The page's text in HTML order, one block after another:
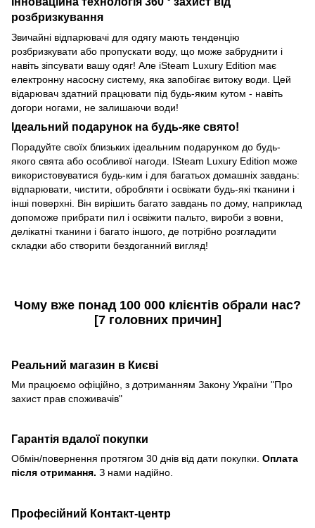
розбризкування
Звичайні відпарювачі для одягу мають тенденцію
розбризкувати або пропускати воду, що може забруднити і
навіть зіпсувати вашу одяг! Але iSteam Luxury Edition має
електронну насосну систему, яка запобігає витоку води. Цей
відарювач здатний працювати під будь-яким кутом - навіть
догори ногами, не залишаючи води!
Ідеальний подарунок на будь-яке свято!
Порадуйте своїх близьких ідеальним подарунком до будь-
якого свята або особливої нагоди. ISteam Luxury Edition може
використовуватися будь-ким і для багатьох домашніх завдань:
відпарювати, чистити, обробляти і освіжати будь-які тканини і
інші поверхні. Він вирішить багато завдань по дому, наприклад
допоможе прибрати пил і освіжити пальто, вироби з вовни,
делікатні тканини і багато іншого, де потрібно розгладити
складки або створити бездоганний вигляд!
Чому вже понад 100 000 клієнтів обрали нас?
[7 головних причин]
Реальний магазин в Києві
Ми працюємо офіційно, з дотриманням Закону України "Про
захист прав споживачів"
Гарантія вдалої покупки
Обмін/повернення протягом 30 днів від дати покупки. Оплата
після отримання. З нами надійно.
Професійний Контакт-центр